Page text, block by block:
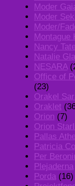
Moder
Moder
Moder/
Montague
Nancy
Natalie
NESARA
Office of
(23)
Orakel
Oraklet
Orion (7)
Orion
Pallas
Patricia
Per
Plejaderna
Porda (16)